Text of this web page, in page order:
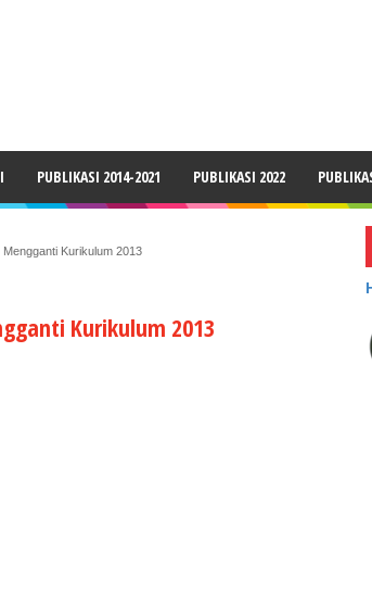
PUBLIKASI 2014-2021 PUBLIKASI 2022
Kurikulum 2013
Kurikulum 2013